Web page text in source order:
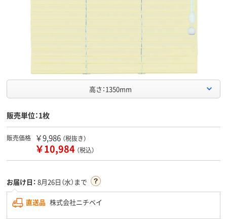
高さ：1350mm
販売単位：1枚
販売価格 ￥9,986 （税抜き）
￥10,984 （税込）
お届け日： 8月26日（水）まで
直送品 株式会社ニチベイ